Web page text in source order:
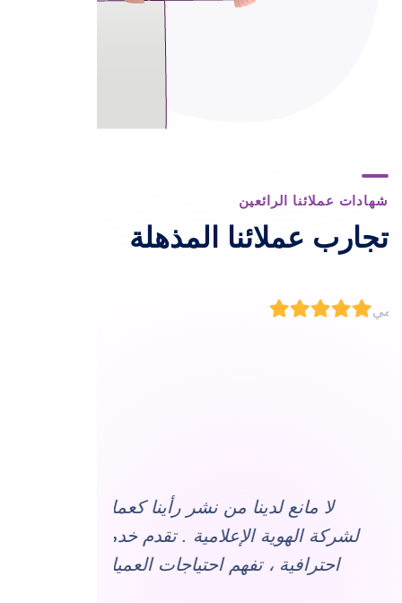
شهادات عملائنا الرائعين
تجارب عملائنا المذهلة
لا مانع لدينا من نشر رأينا كعملاء
لشركة الهوية الإعلامية . تقدم خدمة